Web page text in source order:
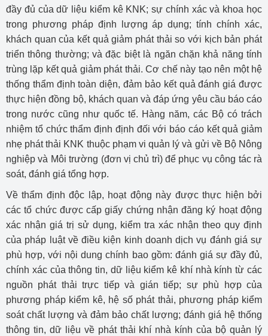
đầy đủ của dữ liệu kiểm kê KNK; sự chính xác và khoa học
trong phương pháp định lượng áp dụng; tính chính xác,
khách quan của kết quả giảm phát thải so với kịch bản phát
triển thông thường; và đặc biệt là ngăn chặn khả năng tính
trùng lặp kết quả giảm phát thải. Cơ chế này tạo nên một hệ
thống thẩm định toàn diện, đảm bảo kết quả đánh giá được
thực hiện đồng bộ, khách quan và đáp ứng yêu cầu báo cáo
trong nước cũng như quốc tế. Hàng năm, các Bộ có trách
nhiệm tổ chức thẩm định định đối với báo cáo kết quả giảm
nhẹ phát thải KNK thuộc phạm vi quản lý và gửi về Bộ Nông
nghiệp và Môi trường (đơn vị chủ trì) để phục vụ công tác rà
soát, đánh giá tổng hợp.
Về thẩm định độc lập, hoạt động này được thực hiện bởi
các tổ chức được cấp giấy chứng nhận đăng ký hoạt động
xác nhận giá trị sử dụng, kiểm tra xác nhận theo quy định
của pháp luật về điều kiện kinh doanh dịch vụ đánh giá sự
phù hợp, với nội dung chính bao gồm: đánh giá sự đầy đủ,
chính xác của thông tin, dữ liệu kiểm kê khí nhà kính từ các
nguồn phát thải trực tiếp và gián tiếp; sự phù hợp của
phương pháp kiểm kê, hệ số phát thải, phương pháp kiểm
soát chất lượng và đảm bảo chất lượng; đánh giá hệ thống
thông tin, dữ liệu về phát thải khí nhà kính của bộ quản lý